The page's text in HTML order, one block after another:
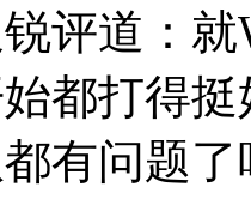
评道：
都打得
有问题